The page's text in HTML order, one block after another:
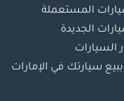
المستعملة
الجديدة
السيارات
سيارتك في الإمارات